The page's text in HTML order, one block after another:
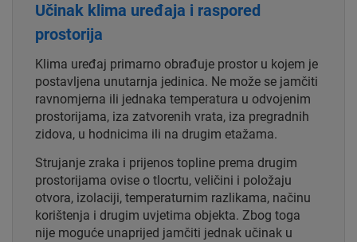
Učinak klima uređaja i raspored
prostorija
Klima uređaj primarno obrađuje prostor u kojem je
postavljena unutarnja jedinica. Ne može se jamčiti
ravnomjerna ili jednaka temperatura u odvojenim
prostorijama, iza zatvorenih vrata, iza pregradnih
zidova, u hodnicima ili na drugim etažama.
Strujanje zraka i prijenos topline prema drugim
prostorijama ovise o tlocrtu, veličini i položaju
otvora, izolaciji, temperaturnim razlikama, načinu
korištenja i drugim uvjetima objekta. Zbog toga
nije moguće unaprijed jamčiti jednak učinak u